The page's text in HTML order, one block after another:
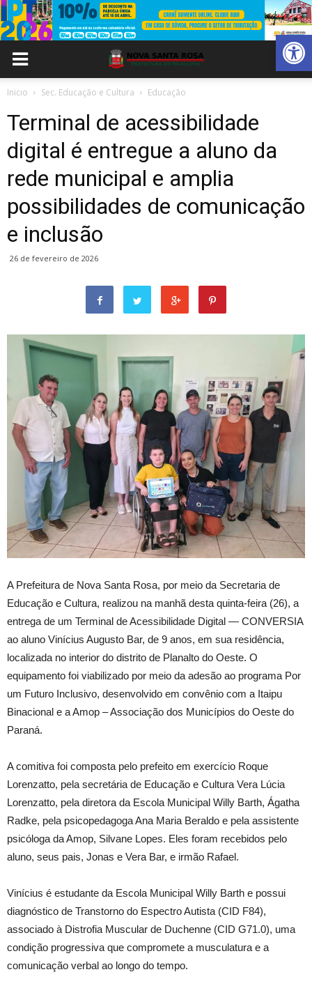
Abrir
Inicio Sec. Educação e Cultura Educação
Terminal de acessibilidade
digital é entregue a aluno da
rede municipal e amplia
possibilidades de comunicação
e inclusão
26 de fevereiro de 2026
A Prefeitura de Nova Santa Rosa, por meio da Secretaria de
Educação e Cultura, realizou na manhã desta quinta-feira (26), a
entrega de um Terminal de Acessibilidade Digital — CONVERSIA
ao aluno Vinícius Augusto Bar, de 9 anos, em sua residência,
localizada no interior do distrito de Planalto do Oeste. O
equipamento foi viabilizado por meio da adesão ao programa Por
um Futuro Inclusivo, desenvolvido em convênio com a Itaipu
Binacional e a Amop – Associação dos Municípios do Oeste do
Paraná.
A comitiva foi composta pelo prefeito em exercício Roque
Lorenzatto, pela secretária de Educação e Cultura Vera Lúcia
Lorenzatto, pela diretora da Escola Municipal Willy Barth, Ágatha
Radke, pela psicopedagoga Ana Maria Beraldo e pela assistente
psicóloga da Amop, Silvane Lopes. Eles foram recebidos pelo
aluno, seus pais, Jonas e Vera Bar, e irmão Rafael.
Vinícius é estudante da Escola Municipal Willy Barth e possui
diagnóstico de Transtorno do Espectro Autista (CID F84),
associado à Distrofia Muscular de Duchenne (CID G71.0), uma
condição progressiva que compromete a musculatura e a
comunicação verbal ao longo do tempo.